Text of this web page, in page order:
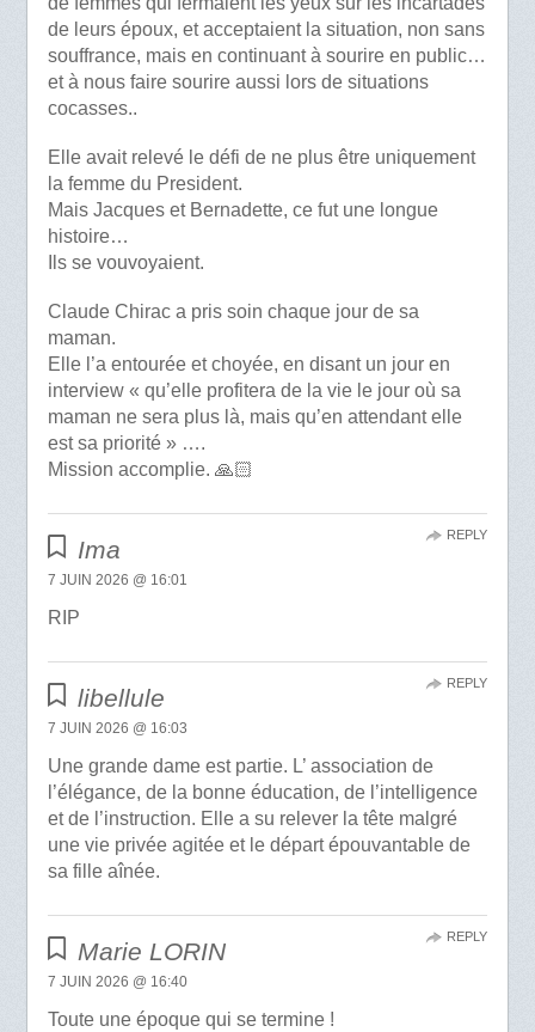
de leurs époux, et acceptaient la situation, non sans
souffrance, mais en continuant à sourire en public…
et à nous faire sourire aussi lors de situations
cocasses..
Elle avait relevé le défi de ne plus être uniquement
la femme du President.
Mais Jacques et Bernadette, ce fut une longue
histoire…
Ils se vouvoyaient.
Claude Chirac a pris soin chaque jour de sa
maman.
Elle l’a entourée et choyée, en disant un jour en
interview « qu’elle profitera de la vie le jour où sa
maman ne sera plus là, mais qu’en attendant elle
est sa priorité » ….
Mission accomplie. 🙏🏻
Ima
7 JUIN 2026 @ 16:01
RIP
REPLY
libellule
7 JUIN 2026 @ 16:03
Une grande dame est partie. L’ association de
l’élégance, de la bonne éducation, de l’intelligence
et de l’instruction. Elle a su relever la tête malgré
une vie privée agitée et le départ épouvantable de
sa fille aînée.
REPLY
Marie LORIN
7 JUIN 2026 @ 16:40
Toute une époque qui se termine !
REPLY